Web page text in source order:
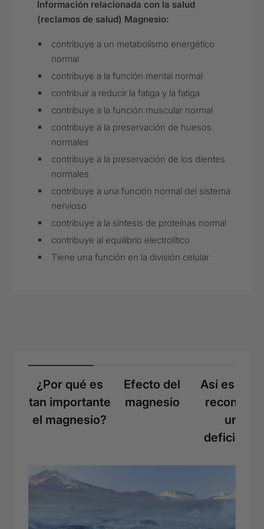
Información relacionada con la salud
(reclamos de salud) Magnesio:
contribuye a un metabolismo energético
normal
contribuye a la función mental normal
contribuir a reducir la fatiga y la fatiga
contribuye a la función muscular normal
contribuye a la preservación de huesos
normales
contribuye a la preservación de los dientes
normales
contribuye a una función normal del sistema
nervioso
contribuye a la síntesis de proteínas normal
contribuye al equilibrio electrolítico
Tiene una función en la división celular
¿Por qué es
tan importante
el magnesio?
Efecto del
magnesio
Así es
reconoces
una